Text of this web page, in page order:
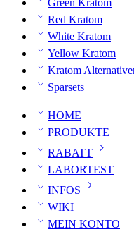
Green Kratom
Red Kratom
White Kratom
Yellow Kratom
Kratom
Sparsets
HOME
PRODUKTE
RABATT
LABORTEST
INFOS
WIKI
MEIN KONTO